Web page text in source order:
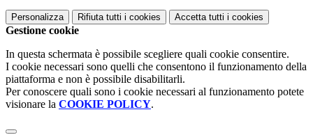
Personalizza Rifiuta tutti i cookies Accetta tutti i cookies
Gestione cookie
In questa schermata è possibile scegliere quali cookie consentire.
I cookie necessari sono quelli che consentono il funzionamento della
piattaforma e non è possibile disabilitarli.
Per conoscere quali sono i cookie necessari al funzionamento potete
visionare la COOKIE POLICY.